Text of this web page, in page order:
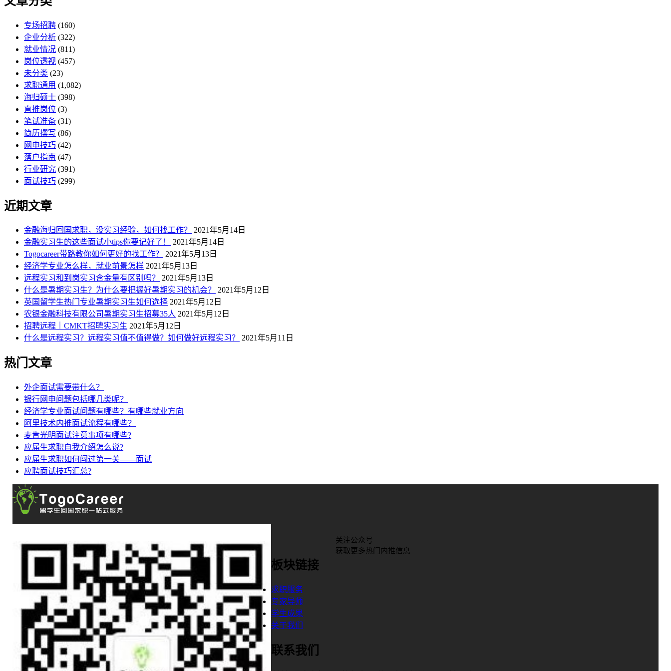
专场招聘 (160)
企业分析 (322)
就业情况 (811)
岗位透视 (457)
未分类 (23)
求职通用 (1,082)
海归硕士 (398)
直推岗位 (3)
笔试准备 (31)
简历撰写 (86)
网申技巧 (42)
落户指南 (47)
行业研究 (391)
面试技巧 (299)
近期文章
金融海归回国求职，没实习经验，如何找工作？
2021年5月14日
金融实习生的这些面试小tips你要记好了！
2021年5月14日
Togocareer带路教你如何更好的找工作？
2021年5月13日
经济学专业怎么样，就业前景怎样 2021年5月13日
远程实习和到岗实习含金量有区别吗？
2021年5月13日
什么是暑期实习生？为什么要把握好暑期实习的机会？
2021年5月12日
英国留学生热门专业暑期实习生如何选择 2021年5月12日
农银金融科技有限公司暑期实习生招募35人 2021年5月12日
招聘远程｜CMKT招聘实习生 2021年5月12日
什么是远程实习？远程实习值不值得做？如何做好远程实习？
2021年5月11日
热门文章
外企面试需要带什么？
银行网申问题包括哪几类呢？
经济学专业面试问题有哪些？有哪些就业方向
阿里技术内推面试流程有哪些？
麦肯光明面试注意事项有哪些?
应届生求职自我介绍怎么说?
应届生求职如何闯过第一关——面试
应聘面试技巧汇总?
关注公众号
获取更多热门内推信息
板块链接
求职服务
专家导师
学生成果
关于我们
联系我们